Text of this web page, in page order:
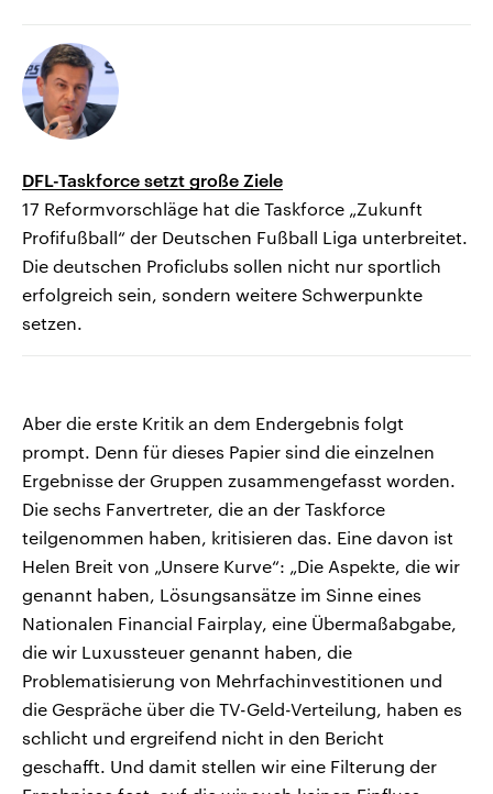
DFL-Taskforce setzt große Ziele
17 Reformvorschläge hat die Taskforce „Zukunft
Profifußball“ der Deutschen Fußball Liga unterbreitet.
Die deutschen Proficlubs sollen nicht nur sportlich
erfolgreich sein, sondern weitere Schwerpunkte
setzen.
Aber die erste Kritik an dem Endergebnis folgt
prompt. Denn für dieses Papier sind die einzelnen
Ergebnisse der Gruppen zusammengefasst worden.
Die sechs Fanvertreter, die an der Taskforce
teilgenommen haben, kritisieren das. Eine davon ist
Helen Breit von „Unsere Kurve“: „Die Aspekte, die wir
genannt haben, Lösungsansätze im Sinne eines
Nationalen Financial Fairplay, eine Übermaßabgabe,
die wir Luxussteuer genannt haben, die
Problematisierung von Mehrfachinvestitionen und
die Gespräche über die TV-Geld-Verteilung, haben es
schlicht und ergreifend nicht in den Bericht
geschafft. Und damit stellen wir eine Filterung der